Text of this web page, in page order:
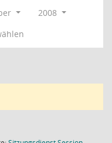
2008